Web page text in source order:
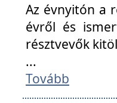
Az évnyitón a
évről és
résztvevők
...
Tovább